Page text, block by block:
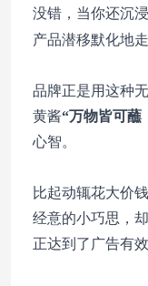
没错，当你还沉
产品潜移默化地
品牌正是用这种
黄酱“万物皆可蘸
心智。
比起动辄花大价
经意的小巧思，
正达到了广告有